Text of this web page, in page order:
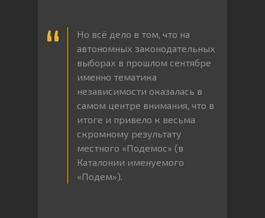
Но всё дело в том, что на
автономных законодательных
выборах в прошлом сентябре
именно тематика
независимости оказалась в
самом центре внимания, что в
итоге и привело к весьма
скромному результату
местного «Подемос» (в
Каталонии именуемого
«Подем»).